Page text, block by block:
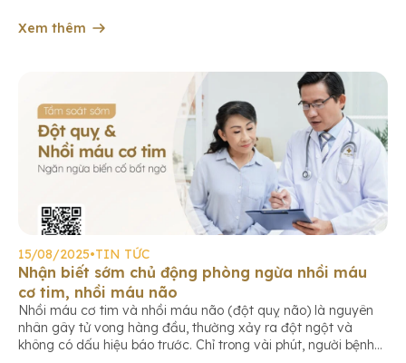
có xu hướng gia tăng trên thế […]
Xem thêm
15/08/2025•TIN TỨC
Nhận biết sớm chủ động phòng ngừa nhồi máu
cơ tim, nhồi máu não
Nhồi máu cơ tim và nhồi máu não (đột quỵ não) là nguyên
nhân gây tử vong hàng đầu, thường xảy ra đột ngột và
không có dấu hiệu báo trước. Chỉ trong vài phút, người bệnh